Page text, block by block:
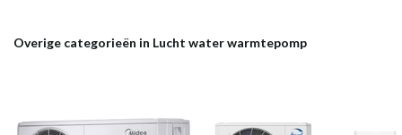
Overige categorieën in Lucht water warmtepomp